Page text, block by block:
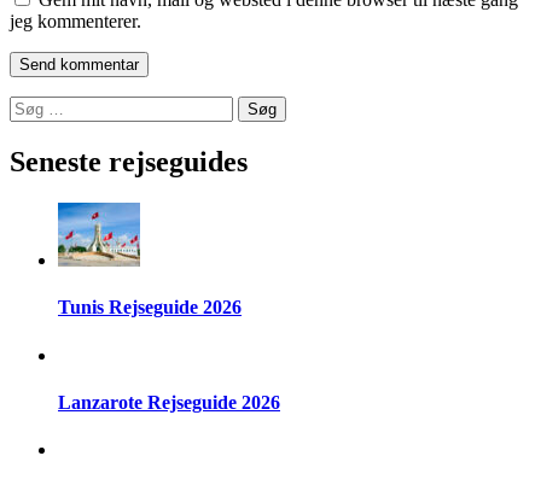
jeg kommenterer.
Søg
efter:
Seneste rejseguides
Tunis Rejseguide 2026
Lanzarote Rejseguide 2026